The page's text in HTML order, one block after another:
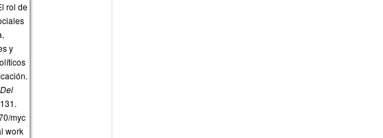
rol de
y
myc
work